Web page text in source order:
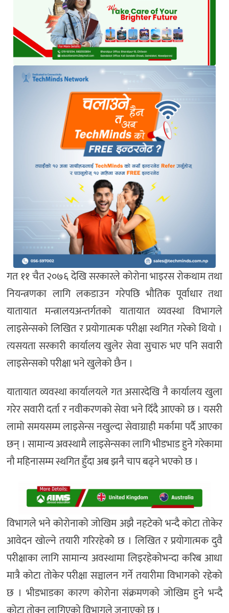
गत ११ चैत २०७६ देखि सरकारले कोरोना भाइरस रोकथाम तथा
नियन्त्रणका लागि लकडाउन गरेपछि भौतिक पूर्वाधार तथा
यातायात मन्त्रालयअन्तर्गतको यातायात व्यवस्था विभागले
लाइसेन्सको लिखित र प्रयोगात्मक परीक्षा स्थगित गरेको थियो ।
त्यसयता सरकारी कार्यालय खुलेर सेवा सुचारु भए पनि सवारी
लाइसेन्सको परीक्षा भने खुलेको छैन ।
यातायात व्यवस्था कार्यालयले गत असारदेखि नै कार्यालय खुला
गरेर सवारी दर्ता र नवीकरणको सेवा भने दिँदै आएको छ । यसरी
लामो समयसम्म लाइसेन्स नखुल्दा सेवाग्राही मर्कामा पर्दै आएका
छन् । सामान्य अवस्थामै लाइसेन्सका लागि भीडभाड हुने गरेकामा
नौ महिनासम्म स्थगित हुँदा अब झनै चाप बढ्ने भएको छ ।
विभागले भने कोरोनाको जोखिम अझै नहटेको भन्दै कोटा तोकेर
आवेदन खोल्ने तयारी गरिरहेकोे छ । लिखित र प्रयोगात्मक दुवै
परीक्षाका लागि सामान्य अवस्थामा लिइरहेकोभन्दा करिब आधा
मात्रै कोटा तोकेर परीक्षा सञ्चालन गर्ने तयारीमा विभागको रहेको
छ । भीडभाडका कारण कोरोना संक्रमणको जोखिम हुने भन्दै